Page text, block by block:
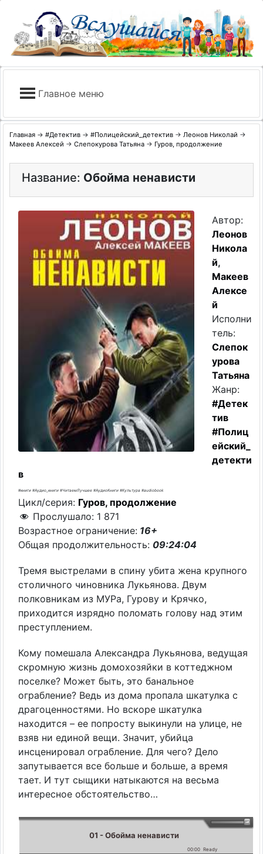
content
Главное меню
Главная → #Детектив → #Полицейский_детектив → Леонов Николай →
Макеев Алексей → Слепокурова Татьяна → Гуров, продолжение
Название: Обойма ненависти
Автор:
Леонов
Никола
й,
Макеев
Алексе
й
Исполни
тель:
Слепок
урова
Татьяна
Жанр:
#Детек
тив
#Полиц
ейский_
детекти
в
#книги #Аудио_книги #ЧитаемЛучшее #АудиоКниги #Культура #audiobook
Цикл/серия: Гуров, продолжение
Прослушало: 1 871
Возрастное ограничение: 16+
Общая продолжительность: 09:24:04
Тремя выстрелами в спину убита жена крупного
столичного чиновника Лукьянова. Двум
полковникам из МУРа, Гурову и Крячко,
приходится изрядно поломать голову над этим
преступлением.
Кому помешала Александра Лукьянова, ведущая
скромную жизнь домохозяйки в коттеджном
поселке? Может быть, это банальное
ограбление? Ведь из дома пропала шкатулка с
драгоценностями. Но вскоре шкатулка
находится – ее попросту выкинули на улице, не
взяв ни единой вещи. Значит, убийца
инсценировал ограбление. Для чего? Дело
запутывается все больше и больше, а время
тает. И тут сыщики натыкаются на весьма
интересное обстоятельство…
01 - Обойма ненависти
00:00 Ready